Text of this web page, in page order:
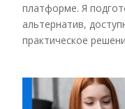
платформе. Я
альтернатив,
практическое